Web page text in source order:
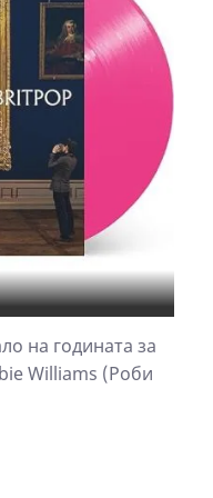
на годината за
Williams (Роби